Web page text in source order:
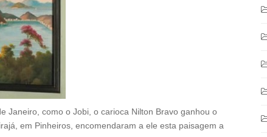
Janeiro, como o Jobi, o carioca Nilton Bravo ganhou o
em Pinheiros, encomendaram a ele esta paisagem a